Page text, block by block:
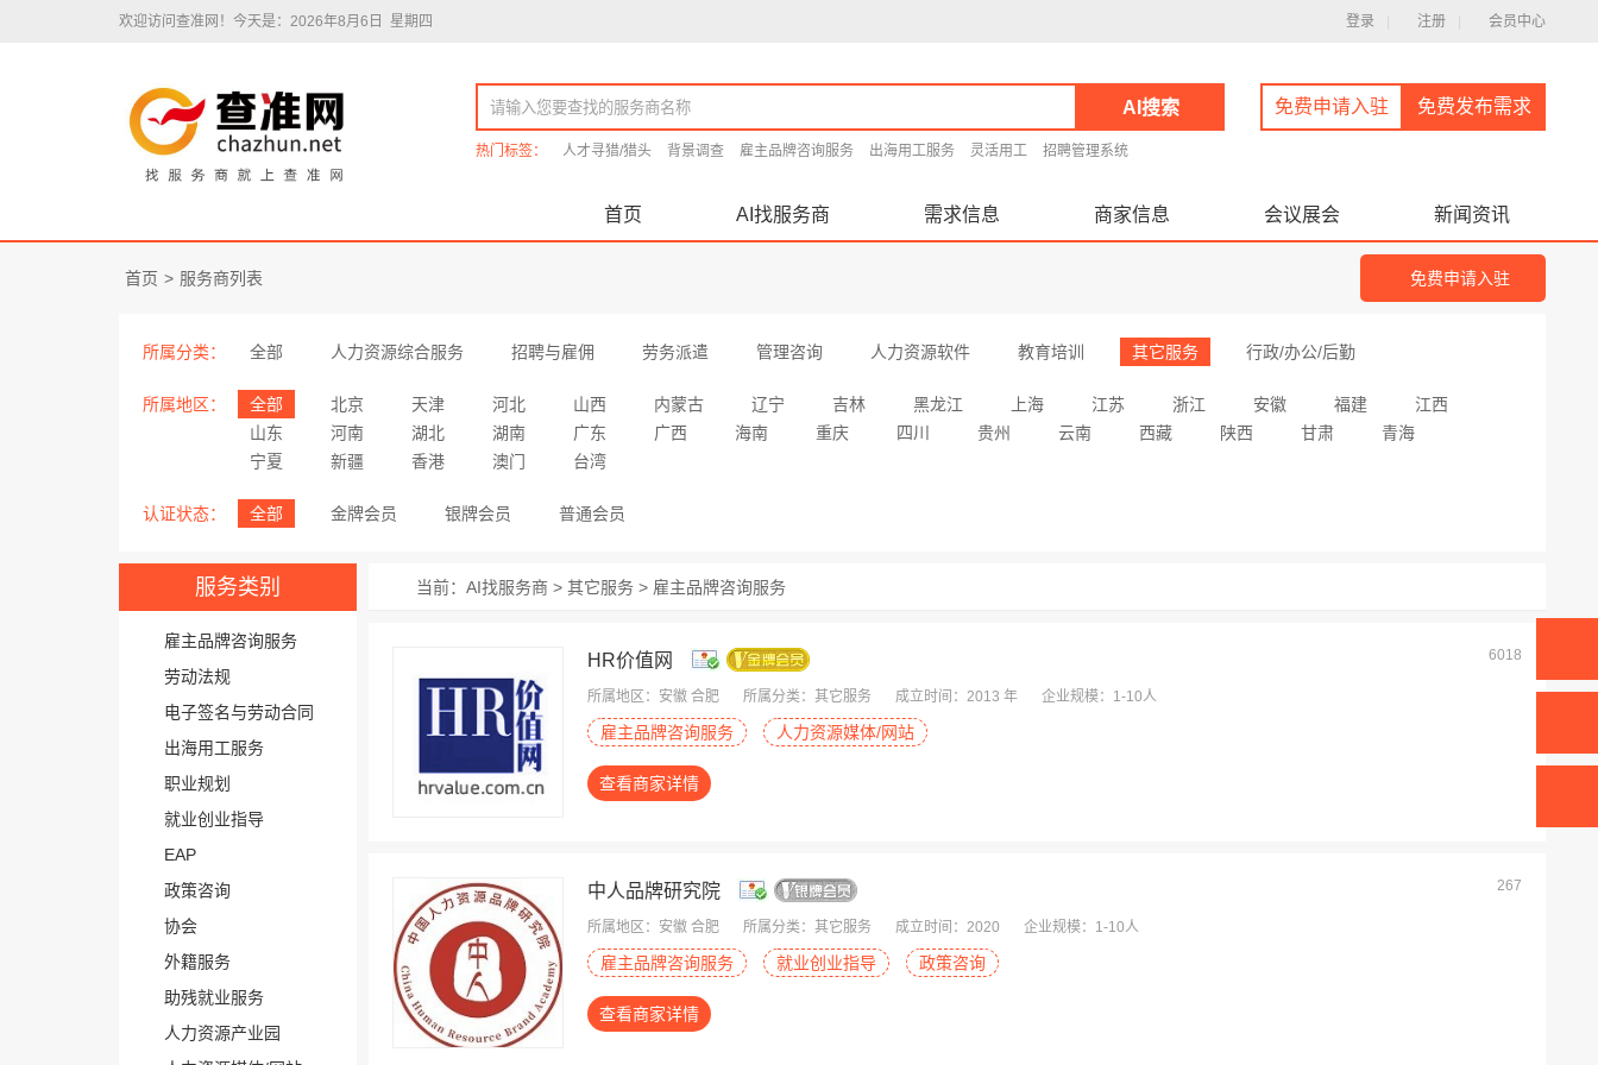
欢迎访问查准网！ 今天是：2026年8月6日 星期四 登录 注册 会员中心
AI搜索
热门标签： 人才寻猎/猎头 背景调查 雇主品牌咨询服务 出海用工服务 灵活用工 招聘管理系统
免费申请入驻 免费发布需求
首页 AI找服务商 需求信息 商家信息 会议展会 新闻资讯
首页 > 服务商列表 免费申请入驻
所属分类： 全部 人力资源综合服务 招聘与雇佣 劳务派遣 管理咨询 人力资源软件 教育培训 其它服务 行政/办公/后勤
所属地区： 全部 北京 天津 河北 山西 内蒙古 辽宁 吉林 黑龙江 上海 江苏 浙江 安徽 福建
江西
山东
河南 湖北 湖南 广东 广西 海南 重庆 四川 贵州 云南 西藏 陕西 甘肃
青海
宁夏
新疆 香港 澳门 台湾
认证状态： 全部 金牌会员 银牌会员 普通会员
服务类别
雇主品牌咨询服务
劳动法规
电子签名与劳动合同
出海用工服务
职业规划
就业创业指导
EAP
政策咨询
协会
外籍服务
助残就业服务
人力资源产业园
当前：AI找服务商 > 其它服务 > 雇主品牌咨询服务
HR价值网
所属地区：安徽 合肥 所属分类：其它服务 成立时间：2013 年 企业规模：1-10人
雇主品牌咨询服务 人力资源媒体/网站
查看商家详情
6018
中人品牌研究院
所属地区：安徽 合肥 所属分类：其它服务 成立时间：2020 企业规模：1-10人
雇主品牌咨询服务 就业创业指导 政策咨询
查看商家详情
267